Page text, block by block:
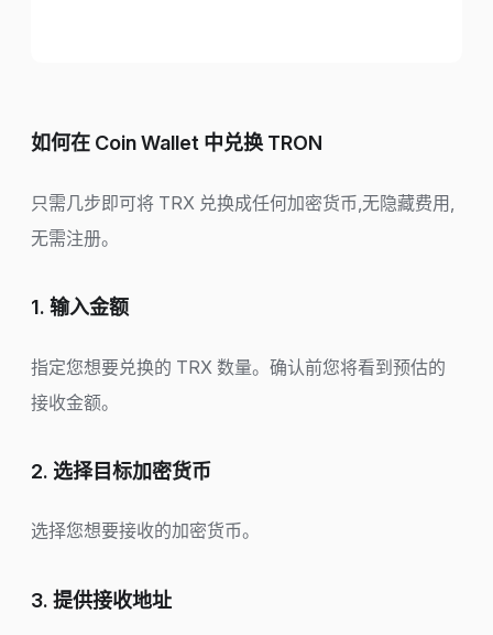
如何在 Coin Wallet 中兑换 TRON
只需几步即可将 TRX 兑换成任何加密货币,无隐藏费用,
无需注册。
1. 输入金额
指定您想要兑换的 TRX 数量。确认前您将看到预估的
接收金额。
2. 选择目标加密货币
选择您想要接收的加密货币。
3. 提供接收地址